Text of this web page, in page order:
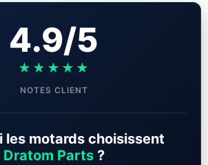
4.9/5
★★★★★
NOTES CLIENT
les motards choisissent
Dratom Parts?